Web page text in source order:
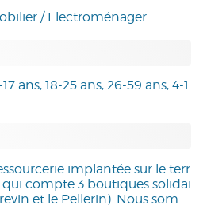
/ Electroménager
ans, 18-25 ans, 26-59 ans, 4-1
implantée sur le terr
qui compte 3 boutiques solidai
et le Pellerin). Nous som